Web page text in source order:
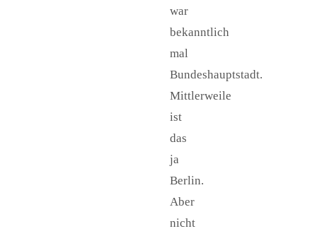
war
bekanntlich
mal
Bundeshauptstadt.
Mittlerweile
ist
das
ja
Berlin.
Aber
nicht